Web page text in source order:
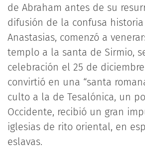
de Abraham antes de su
difusión de la confusa
Anastasias, comenzó a
templo a la santa de Sirmio,
celebración el 25 de
convirtió en una “santa
culto a la de Tesalónica, un
Occidente, recibió un gran
iglesias de rito oriental, en
eslavas.